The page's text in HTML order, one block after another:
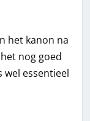
het kanon na
nog goed
wel essentieel